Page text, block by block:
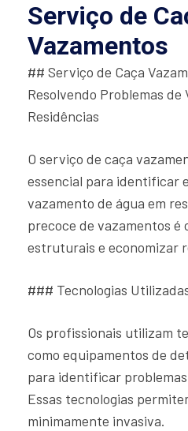
Serviço de
Vazamentos
## Serviço de Caça
Resolvendo Problemas de
Residências
O serviço de caça
essencial para identificar
vazamento de água em
precoce de vazamentos
estruturais e economizar
### Tecnologias
Os profissionais utilizam
como equipamentos de
para identificar
Essas tecnologias
minimamente invasiva.